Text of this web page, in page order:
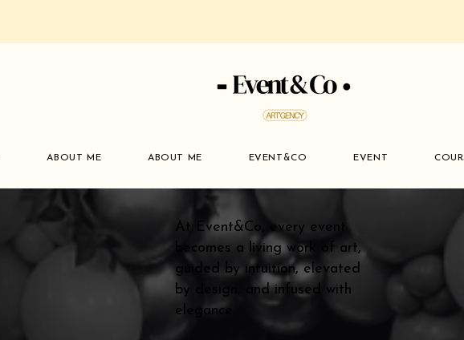
ABOUT ME ABOUT ME EVENT&CO EVENT
At Event&Co, every event
becomes a living work of art,
guided by intuition, elevated
by design, and infused with
elegance.